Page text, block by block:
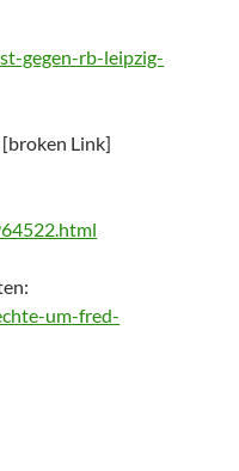
gegen-rb-leipzig-
[broken Link]
um-fred-